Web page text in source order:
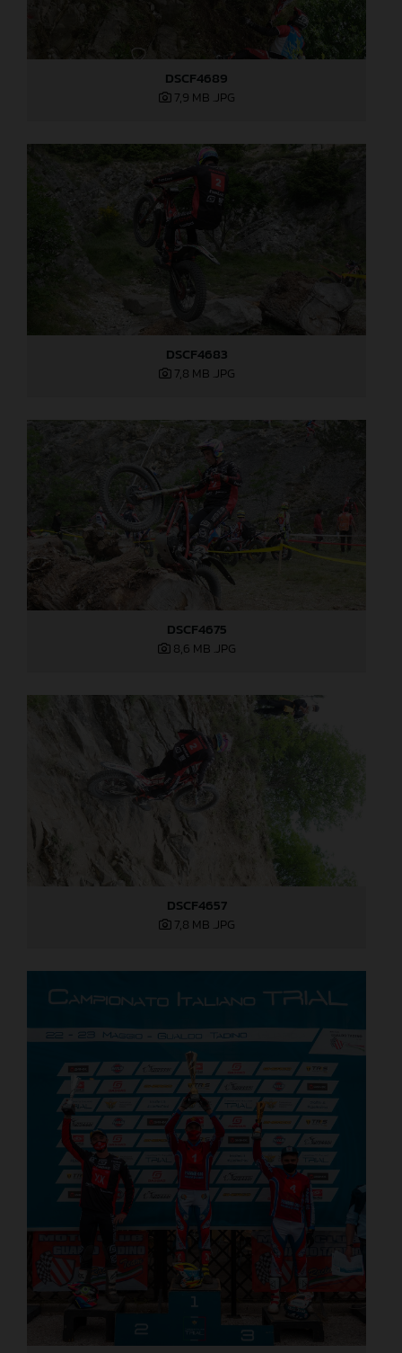
DSCF4689
7,9 MB .JPG
DSCF4683
7,8 MB .JPG
DSCF4675
8,6 MB .JPG
DSCF4657
7,8 MB .JPG